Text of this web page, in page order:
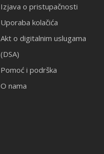
Izjava o pristupačnosti
Uporaba kolačića
Akt o digitalnim uslugama
(DSA)
Pomoć i podrška
O nama